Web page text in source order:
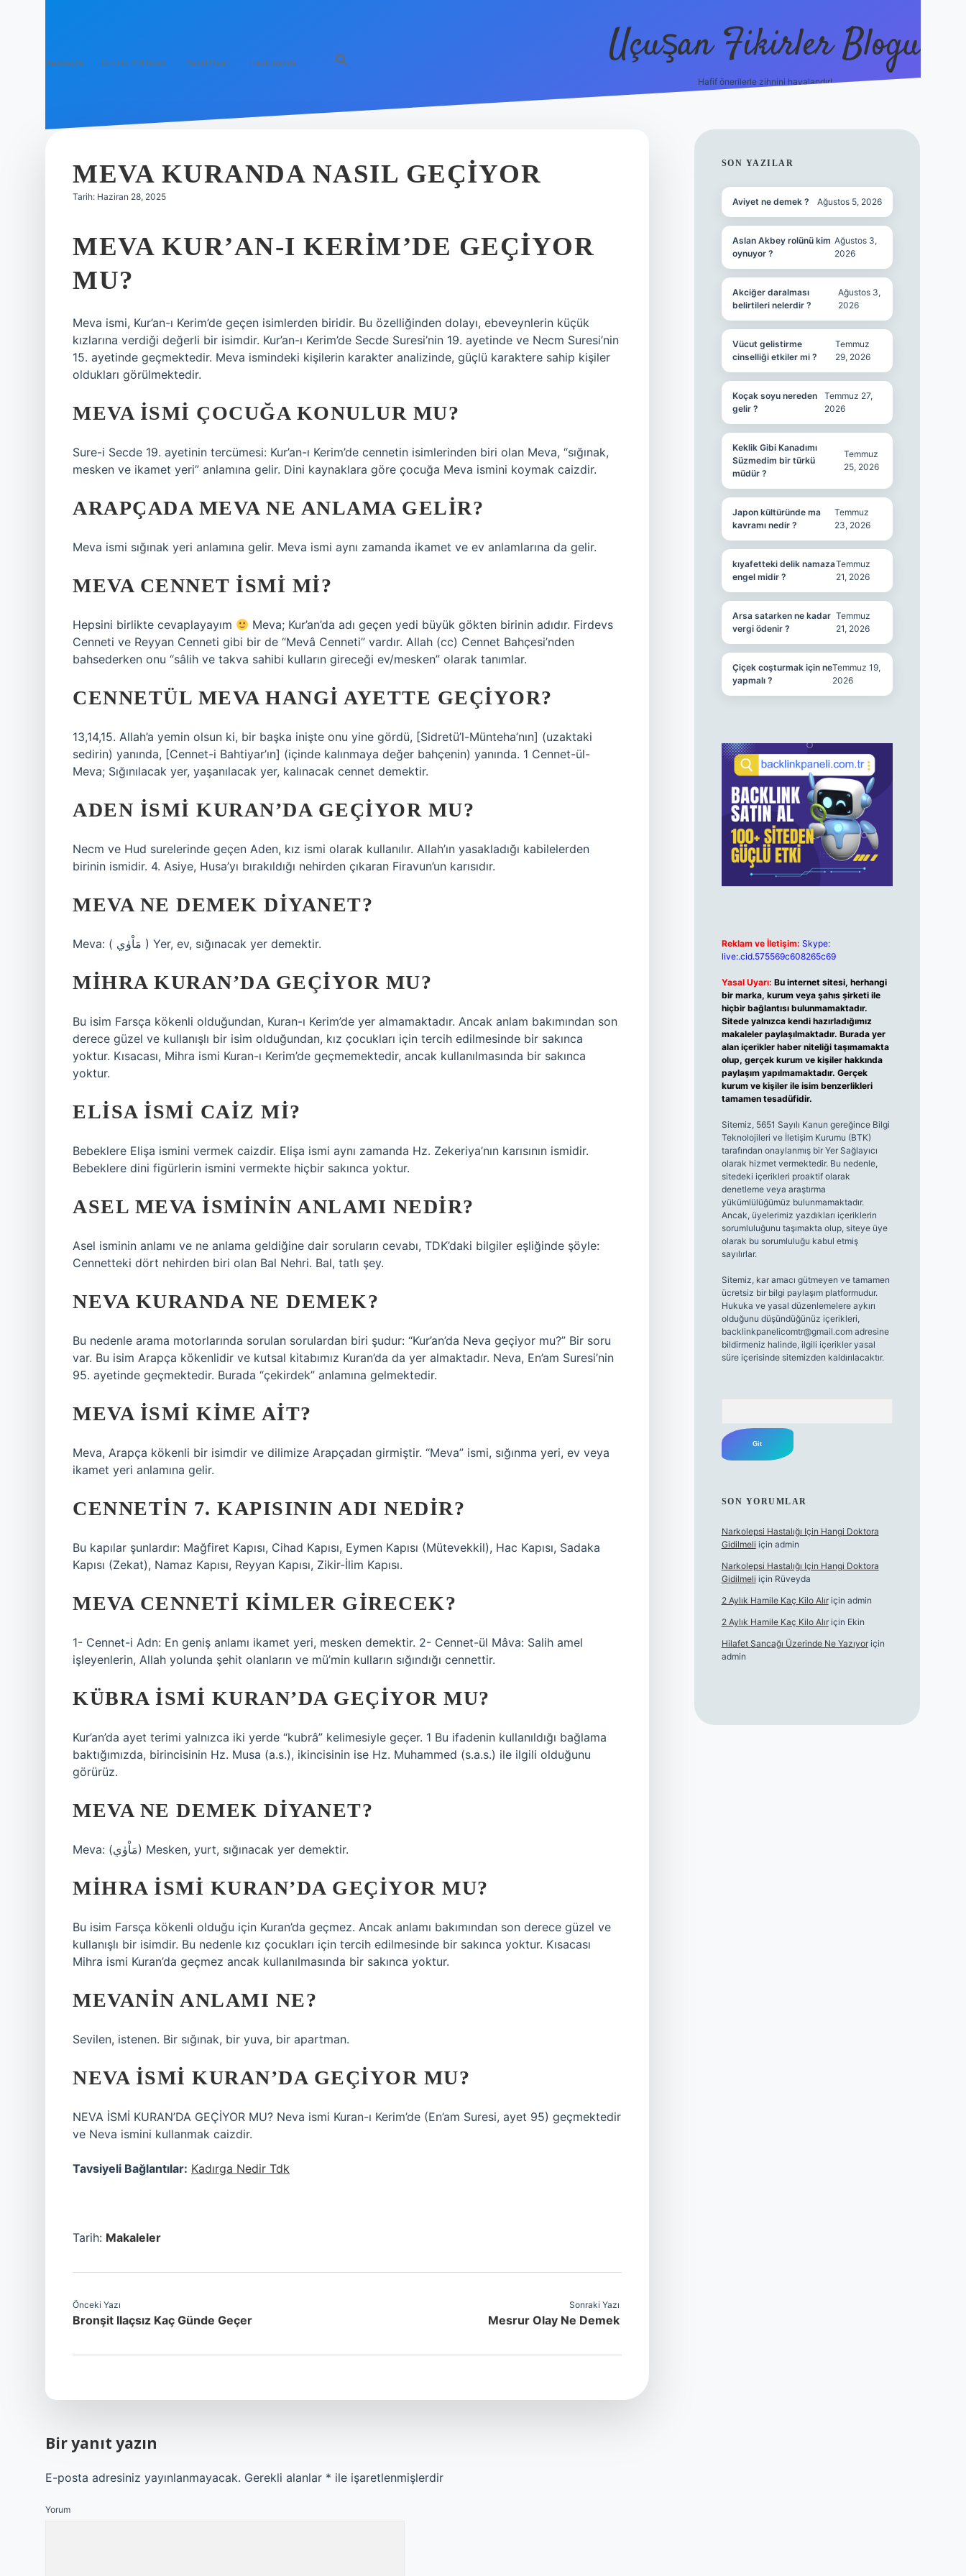
Anasayfa Gizlilik Politikası Yasal Uyarı Hakkımızda Uçuşan Fikirler Blogu
Hafif önerilerle zihnini havalandır!
MEVA KURANDA NASIL GEÇIYOR
Tarih: Haziran 28, 2025
MEVA KUR’AN-I KERIM’DE GEÇIYOR
MU?
Meva ismi, Kur’an-ı Kerim’de geçen isimlerden biridir. Bu özelliğinden dolayı, ebeveynlerin küçük
kızlarına verdiği değerli bir isimdir. Kur’an-ı Kerim’de Secde Suresi’nin 19. ayetinde ve Necm Suresi’nin
15. ayetinde geçmektedir. Meva ismindeki kişilerin karakter analizinde, güçlü karaktere sahip kişiler
oldukları görülmektedir.
MEVA ISMI ÇOCUĞA KONULUR MU?
Sure-i Secde 19. ayetinin tercümesi: Kur’an-ı Kerim’de cennetin isimlerinden biri olan Meva, “sığınak,
mesken ve ikamet yeri” anlamına gelir. Dini kaynaklara göre çocuğa Meva ismini koymak caizdir.
ARAPÇADA MEVA NE ANLAMA GELIR?
Meva ismi sığınak yeri anlamına gelir. Meva ismi aynı zamanda ikamet ve ev anlamlarına da gelir.
MEVA CENNET ISMI MI?
Hepsini birlikte cevaplayayım
Meva; Kur’an’da adı geçen yedi büyük gökten birinin adıdır. Firdevs
Cenneti ve Reyyan Cenneti gibi bir de “Mevâ Cenneti” vardır. Allah (cc) Cennet Bahçesi’nden
bahsederken onu “sâlih ve takva sahibi kulların gireceği ev/mesken” olarak tanımlar.
CENNETÜL MEVA HANGI AYETTE GEÇIYOR?
13,14,15. Allah’a yemin olsun ki, bir başka inişte onu yine gördü, [Sidretü’l-Münteha’nın] (uzaktaki
sedirin) yanında, [Cennet-i Bahtiyar’ın] (içinde kalınmaya değer bahçenin) yanında. 1 Cennet-ül-
Meva; Sığınılacak yer, yaşanılacak yer, kalınacak cennet demektir.
ADEN ISMI KURAN’DA GEÇIYOR MU?
Necm ve Hud surelerinde geçen Aden, kız ismi olarak kullanılır. Allah’ın yasakladığı kabilelerden
birinin ismidir. 4. Asiye, Husa’yı bırakıldığı nehirden çıkaran Firavun’un karısıdır.
MEVA NE DEMEK DIYANET?
Meva: ( مَاْوٰي ) Yer, ev, sığınacak yer demektir.
MIHRA KURAN’DA GEÇIYOR MU?
Bu isim Farsça kökenli olduğundan, Kuran-ı Kerim’de yer almamaktadır. Ancak anlam bakımından son
derece güzel ve kullanışlı bir isim olduğundan, kız çocukları için tercih edilmesinde bir sakınca
yoktur. Kısacası, Mihra ismi Kuran-ı Kerim’de geçmemektedir, ancak kullanılmasında bir sakınca
yoktur.
ELISA ISMI CAIZ MI?
Bebeklere Elişa ismini vermek caizdir. Elişa ismi aynı zamanda Hz. Zekeriya’nın karısının ismidir.
Bebeklere dini figürlerin ismini vermekte hiçbir sakınca yoktur.
ASEL MEVA ISMININ ANLAMI NEDIR?
Asel isminin anlamı ve ne anlama geldiğine dair soruların cevabı, TDK’daki bilgiler eşliğinde şöyle:
Cennetteki dört nehirden biri olan Bal Nehri. Bal, tatlı şey.
NEVA KURANDA NE DEMEK?
Bu nedenle arama motorlarında sorulan sorulardan biri şudur: “Kur’an’da Neva geçiyor mu?” Bir soru
var. Bu isim Arapça kökenlidir ve kutsal kitabımız Kuran’da da yer almaktadır. Neva, En’am Suresi’nin
95. ayetinde geçmektedir. Burada “çekirdek” anlamına gelmektedir.
MEVA ISMI KIME AIT?
Meva, Arapça kökenli bir isimdir ve dilimize Arapçadan girmiştir. “Meva” ismi, sığınma yeri, ev veya
ikamet yeri anlamına gelir.
CENNETIN 7. KAPISININ ADI NEDIR?
Bu kapılar şunlardır: Mağfiret Kapısı, Cihad Kapısı, Eymen Kapısı (Mütevekkil), Hac Kapısı, Sadaka
Kapısı (Zekat), Namaz Kapısı, Reyyan Kapısı, Zikir-İlim Kapısı.
MEVA CENNETI KIMLER GIRECEK?
1- Cennet-i Adn: En geniş anlamı ikamet yeri, mesken demektir. 2- Cennet-ül Mâva: Salih amel
işleyenlerin, Allah yolunda şehit olanların ve mü’min kulların sığındığı cennettir.
KÜBRA ISMI KURAN’DA GEÇIYOR MU?
Kur’an’da ayet terimi yalnızca iki yerde “kubrâ” kelimesiyle geçer. 1 Bu ifadenin kullanıldığı bağlama
baktığımızda, birincisinin Hz. Musa (a.s.), ikincisinin ise Hz. Muhammed (s.a.s.) ile ilgili olduğunu
görürüz.
MEVA NE DEMEK DIYANET?
Meva: (مَاْوٰي) Mesken, yurt, sığınacak yer demektir.
MIHRA ISMI KURAN’DA GEÇIYOR MU?
Bu isim Farsça kökenli olduğu için Kuran’da geçmez. Ancak anlamı bakımından son derece güzel ve
kullanışlı bir isimdir. Bu nedenle kız çocukları için tercih edilmesinde bir sakınca yoktur. Kısacası
Mihra ismi Kuran’da geçmez ancak kullanılmasında bir sakınca yoktur.
MEVANIN ANLAMI NE?
Sevilen, istenen. Bir sığınak, bir yuva, bir apartman.
NEVA ISMI KURAN’DA GEÇIYOR MU?
NEVA İSMİ KURAN’DA GEÇİYOR MU? Neva ismi Kuran-ı Kerim’de (En’am Suresi, ayet 95) geçmektedir
ve Neva ismini kullanmak caizdir.
Tavsiyeli Bağlantılar: Kadırga Nedir Tdk
Tarih: Makaleler
Önceki Yazı
Bronşit Ilaçsız Kaç Günde Geçer
Sonraki Yazı
Mesrur Olay Ne Demek
Bir yanıt yazın
E-posta adresiniz yayınlanmayacak. Gerekli alanlar * ile işaretlenmişlerdir
Yorum
SIDEBAR
SON YAZILAR
Aviyet ne demek ? Ağustos 5, 2026
Aslan Akbey rolünü kim
oynuyor ?
Ağustos 3,
2026
Akciğer daralması
belirtileri nelerdir ?
Ağustos 3,
2026
Vücut gelistirme
cinselliği etkiler mi ?
Temmuz
29, 2026
Koçak soyu nereden
gelir ?
Temmuz 27,
2026
Keklik Gibi Kanadımı
Süzmedim bir türkü
müdür ?
Temmuz
25, 2026
Japon kültüründe ma
kavramı nedir ?
Temmuz
23, 2026
kıyafetteki delik namaza
engel midir ?
Temmuz
21, 2026
Arsa satarken ne kadar
vergi ödenir ?
Temmuz
21, 2026
Çiçek coşturmak için ne
yapmalı ?
Temmuz 19,
2026
Reklam ve İletişim: Skype:
live:.cid.575569c608265c69
Yasal Uyarı: Bu internet sitesi, herhangi
bir marka, kurum veya şahıs şirketi ile
hiçbir bağlantısı bulunmamaktadır.
Sitede yalnızca kendi hazırladığımız
makaleler paylaşılmaktadır. Burada yer
alan içerikler haber niteliği taşımamakta
olup, gerçek kurum ve kişiler hakkında
paylaşım yapılmamaktadır. Gerçek
kurum ve kişiler ile isim benzerlikleri
tamamen tesadüfidir.
Sitemiz, 5651 Sayılı Kanun gereğince Bilgi
Teknolojileri ve İletişim Kurumu (BTK)
tarafından onaylanmış bir Yer Sağlayıcı
olarak hizmet vermektedir. Bu nedenle,
sitedeki içerikleri proaktif olarak
denetleme veya araştırma
yükümlülüğümüz bulunmamaktadır.
Ancak, üyelerimiz yazdıkları içeriklerin
sorumluluğunu taşımakta olup, siteye üye
olarak bu sorumluluğu kabul etmiş
sayılırlar.
Sitemiz, kar amacı gütmeyen ve tamamen
ücretsiz bir bilgi paylaşım platformudur.
Hukuka ve yasal düzenlemelere aykırı
olduğunu düşündüğünüz içerikleri,
backlinkpanelicomtr@gmail.comadresine
bildirmeniz halinde, ilgili içerikler yasal
süre içerisinde sitemizden kaldırılacaktır.
SON YORUMLAR
Narkolepsi Hastalığı Için Hangi Doktora
Gidilmeli için admin
Narkolepsi Hastalığı Için Hangi Doktora
Gidilmeli için Rüveyda
2 Aylık Hamile Kaç Kilo Alıriçin admin
2 Aylık Hamile Kaç Kilo Alıriçin Ekin
Hilafet Sancağı Üzerinde Ne Yazıyoriçin
admin
hiltonbet güncel giriş